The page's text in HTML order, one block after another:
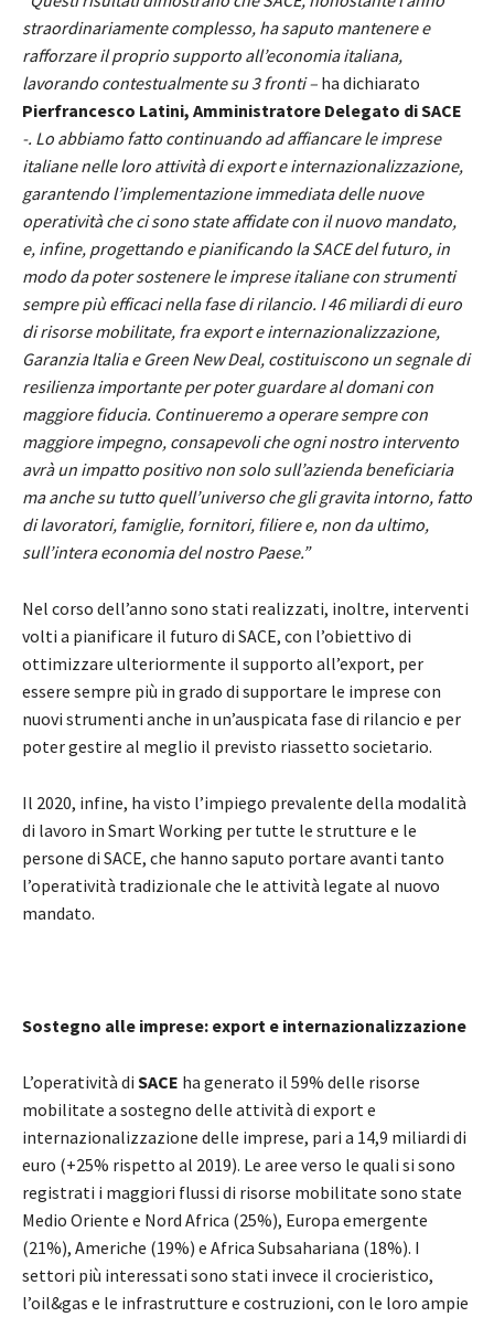
straordinariamente complesso, ha saputo mantenere e
rafforzare il proprio supporto all’economia italiana,
lavorando contestualmente su 3 fronti – ha dichiarato
Pierfrancesco Latini, Amministratore Delegato di SACE
-. Lo abbiamo fatto continuando ad affiancare le imprese
italiane nelle loro attività di export e internazionalizzazione,
garantendo l’implementazione immediata delle nuove
operatività che ci sono state affidate con il nuovo mandato,
e, infine, progettando e pianificando la SACE del futuro, in
modo da poter sostenere le imprese italiane con strumenti
sempre più efficaci nella fase di rilancio. I 46 miliardi di euro
di risorse mobilitate, fra export e internazionalizzazione,
Garanzia Italia e Green New Deal, costituiscono un segnale di
resilienza importante per poter guardare al domani con
maggiore fiducia. Continueremo a operare sempre con
maggiore impegno, consapevoli che ogni nostro intervento
avrà un impatto positivo non solo sull’azienda beneficiaria
ma anche su tutto quell’universo che gli gravita intorno, fatto
di lavoratori, famiglie, fornitori, filiere e, non da ultimo,
sull’intera economia del nostro Paese.”
Nel corso dell’anno sono stati realizzati, inoltre, interventi
volti a pianificare il futuro di SACE, con l’obiettivo di
ottimizzare ulteriormente il supporto all’export, per
essere sempre più in grado di supportare le imprese con
nuovi strumenti anche in un’auspicata fase di rilancio e per
poter gestire al meglio il previsto riassetto societario.
Il 2020, infine, ha visto l’impiego prevalente della modalità
di lavoro in Smart Working per tutte le strutture e le
persone di SACE, che hanno saputo portare avanti tanto
l’operatività tradizionale che le attività legate al nuovo
mandato.
Sostegno alle imprese: export e internazionalizzazione
L’operatività di SACE ha generato il 59% delle risorse
mobilitate a sostegno delle attività di export e
internazionalizzazione delle imprese, pari a 14,9 miliardi di
euro (+25% rispetto al 2019). Le aree verso le quali si sono
registrati i maggiori flussi di risorse mobilitate sono state
Medio Oriente e Nord Africa (25%), Europa emergente
(21%), Americhe (19%) e Africa Subsahariana (18%). I
settori più interessati sono stati invece il crocieristico,
l’oil&gas e le infrastrutture e costruzioni, con le loro ampie